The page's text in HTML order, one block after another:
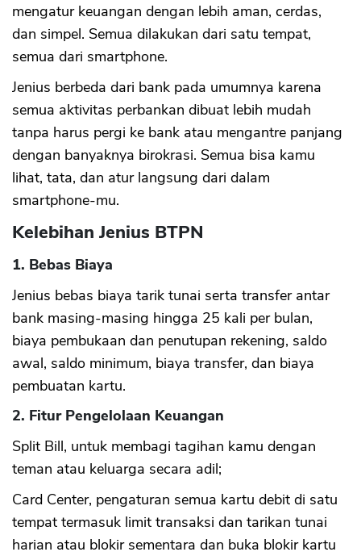
mengatur keuangan dengan lebih aman, cerdas,
dan simpel. Semua dilakukan dari satu tempat,
semua dari smartphone.
Jenius berbeda dari bank pada umumnya karena
semua aktivitas perbankan dibuat lebih mudah
tanpa harus pergi ke bank atau mengantre panjang
dengan banyaknya birokrasi. Semua bisa kamu
lihat, tata, dan atur langsung dari dalam
smartphone-mu.
Kelebihan Jenius BTPN
1. Bebas Biaya
Jenius bebas biaya tarik tunai serta transfer antar
bank masing-masing hingga 25 kali per bulan,
biaya pembukaan dan penutupan rekening, saldo
awal, saldo minimum, biaya transfer, dan biaya
pembuatan kartu.
2. Fitur Pengelolaan Keuangan
Split Bill, untuk membagi tagihan kamu dengan
teman atau keluarga secara adil;
Card Center, pengaturan semua kartu debit di satu
tempat termasuk limit transaksi dan tarikan tunai
harian atau blokir sementara dan buka blokir kartu